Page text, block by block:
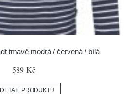
tmavě modrá / červená / bílá
589 Kč
DETAIL PRODUKTU